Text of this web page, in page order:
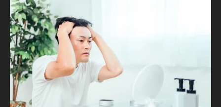
ドライヤーでの乾かし方
スタイリング剤のなじませ方
Mr.PLATが提案するメンズパーマケア
まとめ